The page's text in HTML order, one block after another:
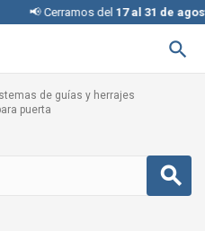
📢 Cerramos del17 al 31 de

de guías y herrajes
puerta